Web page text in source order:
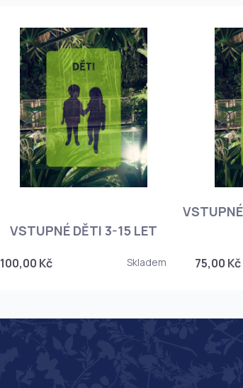
VSTUPNÉ DĚTI 3-15 LET
100,00 Kč Skladem 75,00 Kč